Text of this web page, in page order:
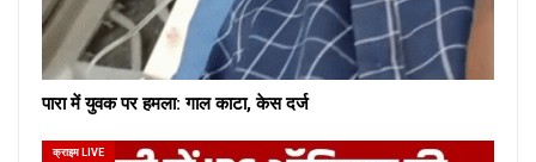
पारा में युवक पर हमला: गाल काटा, केस दर्ज
क्राइम LIVE